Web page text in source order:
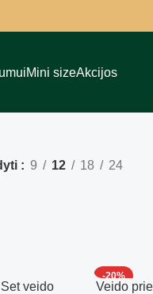
Mini sizeAkcijos
9 12 18 24
veido
-20%
Veido